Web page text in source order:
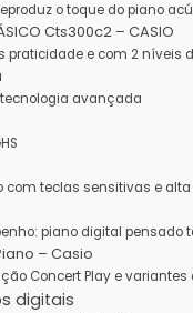
o toque do piano
Cts300c2 – CASIO
praticidade e com 2 níveis
avançada
com teclas sensitivas e
piano digital
– Casio
Concert Play e variantes
digitais